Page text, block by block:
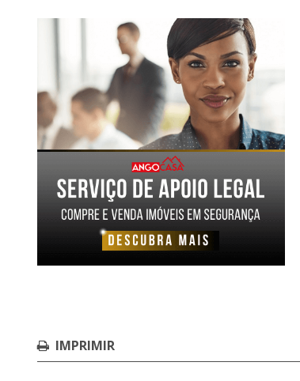
IMPRIMIR